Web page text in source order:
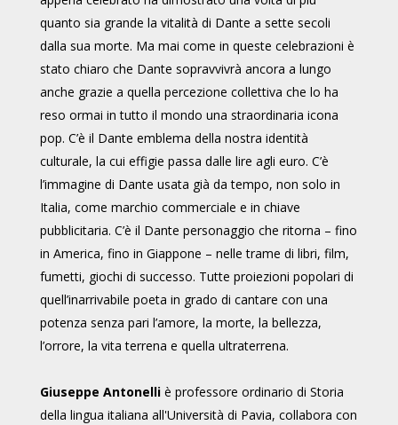
quanto sia grande la vitalità di Dante a sette secoli
dalla sua morte. Ma mai come in queste celebrazioni è
stato chiaro che Dante sopravvivrà ancora a lungo
anche grazie a quella percezione collettiva che lo ha
reso ormai in tutto il mondo una straordinaria icona
pop. C’è il Dante emblema della nostra identità
culturale, la cui effigie passa dalle lire agli euro. C’è
l’immagine di Dante usata già da tempo, non solo in
Italia, come marchio commerciale e in chiave
pubblicitaria. C’è il Dante personaggio che ritorna – fino
in America, fino in Giappone – nelle trame di libri, film,
fumetti, giochi di successo. Tutte proiezioni popolari di
quell’inarrivabile poeta in grado di cantare con una
potenza senza pari l’amore, la morte, la bellezza,
l’orrore, la vita terrena e quella ultraterrena.
Giuseppe Antonelliè professore ordinario di Storia
della lingua italiana all'Università di Pavia, collabora con